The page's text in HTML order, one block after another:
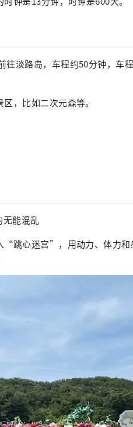
淡路岛，车程约50分钟，车
，比如二次元森等。
无能混乱
“跳心迷宫”，用动力、体力和